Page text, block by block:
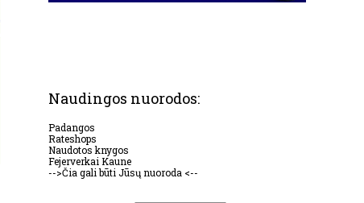
Naudingos nuorodos:
Padangos
Rateshops
Naudotos knygos
Fejerverkai Kaune
-->Čia gali būti Jūsų nuoroda <--